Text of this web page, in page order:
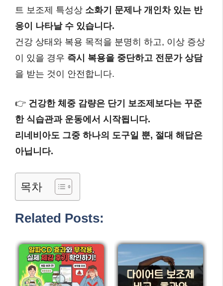
트 보조제 특성상 소화기 문제나 개인차 있는 반
응이 나타날 수 있습니다.
건강 상태와 복용 목적을 분명히 하고, 이상 증상
이 있을 경우 즉시 복용을 중단하고 전문가 상담
을 받는 것이 안전합니다.
👉 건강한 체중 감량은 단기 보조제보다는 꾸준
한 식습관과 운동에서 시작됩니다.
리네비아도 그중 하나의 도구일 뿐, 절대 해답은
아닙니다.
목차
Related Posts: